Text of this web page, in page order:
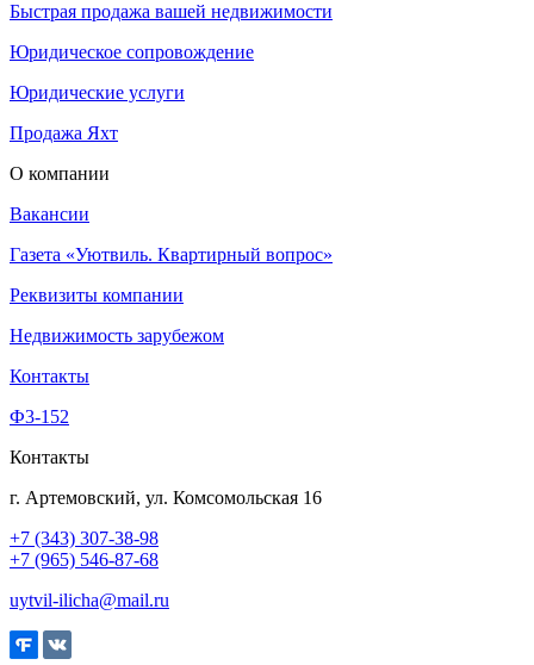
Быстрая продажа вашей недвижимости
Юридическое сопровождение
Юридические услуги
Продажа Яхт
О компании
Вакансии
Газета «Уютвиль. Квартирный вопрос»
Реквизиты компании
Недвижимость зарубежом
Контакты
Ф3-152
Контакты
г. Артемовский, ул. Комсомольская 16
+7 (343) 307-38-98
+7 (965) 546-87-68
uytvil-ilicha@mail.ru